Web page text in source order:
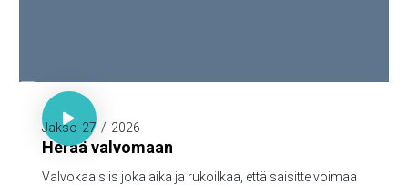
Luuk. 21:36

Jakso 27 / 2026
Herää valvomaan
Valvokaa siis joka aika ja rukoilkaa, että saisitte voimaa